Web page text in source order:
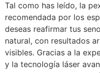
Tal como has leído, la
recomendada por los
deseas reafirmar tus
natural, con resultados
visibles. Gracias a la
y la tecnología láser